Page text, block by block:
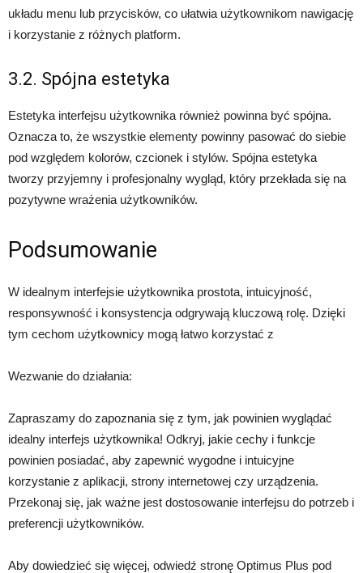
układu menu lub przycisków, co ułatwia użytkownikom nawigację
i korzystanie z różnych platform.
3.2. Spójna estetyka
Estetyka interfejsu użytkownika również powinna być spójna.
Oznacza to, że wszystkie elementy powinny pasować do siebie
pod względem kolorów, czcionek i stylów. Spójna estetyka
tworzy przyjemny i profesjonalny wygląd, który przekłada się na
pozytywne wrażenia użytkowników.
Podsumowanie
W idealnym interfejsie użytkownika prostota, intuicyjność,
responsywność i konsystencja odgrywają kluczową rolę. Dzięki
tym cechom użytkownicy mogą łatwo korzystać z
Wezwanie do działania:
Zapraszamy do zapoznania się z tym, jak powinien wyglądać
idealny interfejs użytkownika! Odkryj, jakie cechy i funkcje
powinien posiadać, aby zapewnić wygodne i intuicyjne
korzystanie z aplikacji, strony internetowej czy urządzenia.
Przekonaj się, jak ważne jest dostosowanie interfejsu do potrzeb i
preferencji użytkowników.
Aby dowiedzieć się więcej, odwiedź stronę Optimus Plus pod